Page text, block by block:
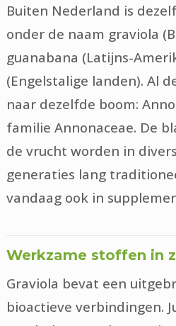
Buiten Nederland is
onder de naam graviola
guanabana (Latijns-
(Engelstalige landen). Al
naar dezelfde boom:
familie Annonaceae. De
de vrucht worden in
generaties lang
vandaag ook in
Werkzame stoffen in
Graviola bevat een
bioactieve verbindingen.